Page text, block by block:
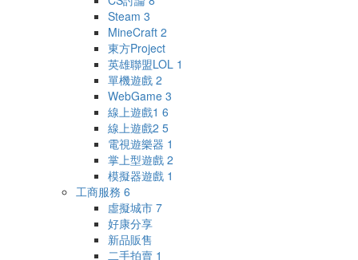
Steam 3
MineCraft 2
東方Project
英雄聯盟LOL 1
單機遊戲 2
WebGame 3
線上遊戲1 6
線上遊戲2 5
電視遊樂器 1
掌上型遊戲 2
模擬器遊戲 1
工商服務 6
虛擬城市 7
好康分享
新品販售
二手拍賣 1